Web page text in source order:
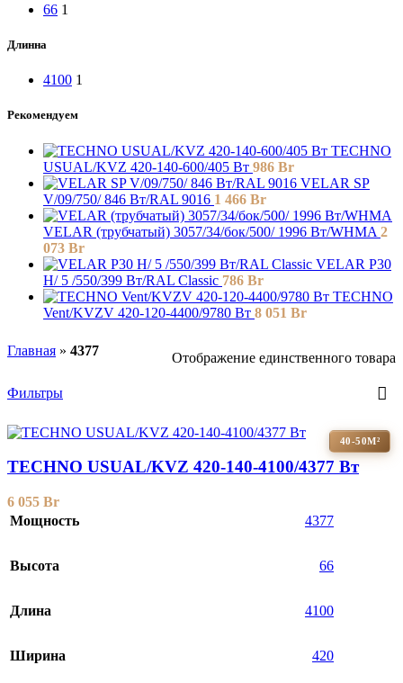
66 1
Длинна
4100 1
Рекомендуем
TECHNO
USUAL/KVZ 420-140-600/405 Вт 986 Br
VELAR SP
V/09/750/ 846 Bт/RAL 9016 1 466 Br
VELAR (трубчатый) 3057/34/бок/500/ 1996 Bт/WHMA 2
073 Br
VELAR P30
H/ 5 /550/399 Вт/RAL Classic 786 Br
TECHNO
Vent/KVZV 420-120-4400/9780 Вт 8 051 Br
Главная » 4377 Отображение единственного товара
Фильтры
40-50М²
TECHNO USUAL/KVZ 420-140-4100/4377 Вт
6 055 Br
Мощность
4377
Высота 66
Длина 4100
Ширина 420